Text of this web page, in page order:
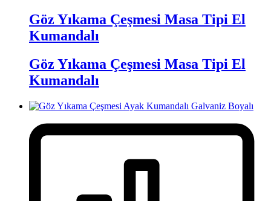
Göz Yıkama Çeşmesi Masa Tipi El
Kumandalı
Göz Yıkama Çeşmesi Masa Tipi El
Kumandalı